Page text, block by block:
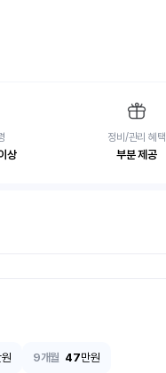
상
정비/관리 혜택
부분 제공
9개월 47만원